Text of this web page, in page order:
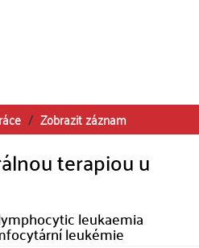
Zobrazit záznam
terapiou u
leukaemia
leukémie